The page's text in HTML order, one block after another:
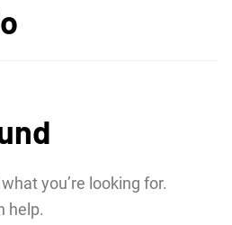
you’re looking for.
help.